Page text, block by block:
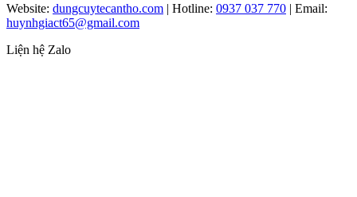
Website: dungcuytecantho.com | Hotline: 0937 037 770 | Email:
huynhgiact65@gmail.com
Liện hệ Zalo